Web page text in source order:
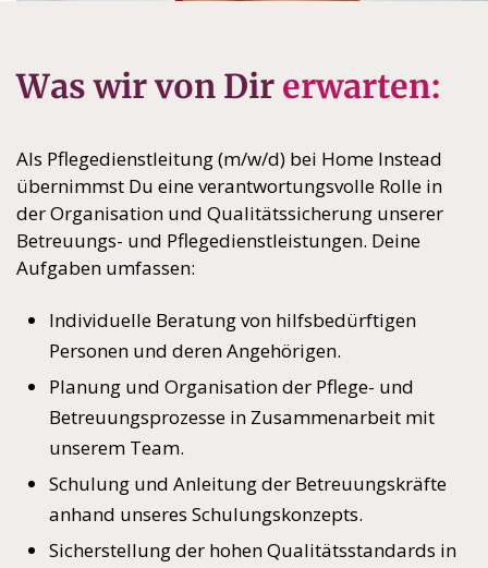
Was wir von Dir erwarten:
Als Pflegedienstleitung (m/w/d) bei Home Instead
übernimmst Du eine verantwortungsvolle Rolle in
der Organisation und Qualitätssicherung unserer
Betreuungs- und Pflegedienstleistungen. Deine
Aufgaben umfassen:
Individuelle Beratung von hilfsbedürftigen
Personen und deren Angehörigen.
Planung und Organisation der Pflege- und
Betreuungsprozesse in Zusammenarbeit mit
unserem Team.
Schulung und Anleitung der Betreuungskräfte
anhand unseres Schulungskonzepts.
Sicherstellung der hohen Qualitätsstandards in